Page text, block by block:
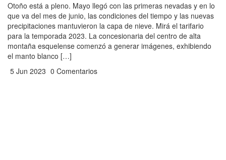
Otoño está a pleno. Mayo llegó con las primeras nevadas y en lo
que va del mes de junio, las condiciones del tiempo y las nuevas
precipitaciones mantuvieron la capa de nieve. Mirá el tarifario
para la temporada 2023. La concesionaria del centro de alta
montaña esquelense comenzó a generar imágenes, exhibiendo
el manto blanco […]
5 Jun 2023 0 Comentarios